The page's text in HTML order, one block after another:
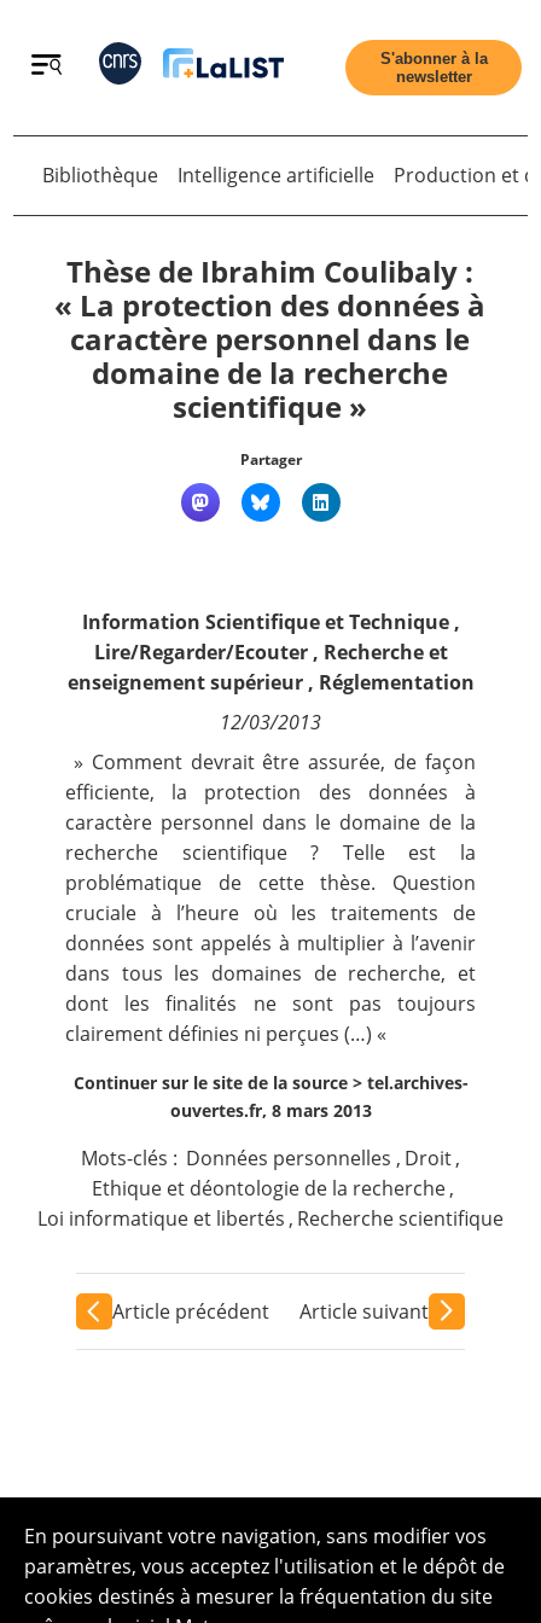
Retour
Accueil
Tous les articles
Qui sommes nous ?
Nous suivre
S'abonner à la
newsletter
Retour
Bibliothèque Intelligence artificielle Production et
Thèse de Ibrahim Coulibaly :
« La protection des données à
caractère personnel dans le
domaine de la recherche
scientifique »
Partager
Information Scientifique et Technique,
Lire/Regarder/Ecouter, Recherche et
enseignement supérieur, Réglementation
12/03/2013
» Comment devrait être assurée, de façon
efficiente, la protection des données à
caractère personnel dans le domaine de la
recherche scientifique ? Telle est la
problématique de cette thèse. Question
cruciale à l’heure où les traitements de
données sont appelés à multiplier à l’avenir
dans tous les domaines de recherche, et
dont les finalités ne sont pas toujours
clairement définies ni perçues (…) «
Continuer sur le site de la source > tel.archives-
ouvertes.fr, 8 mars 2013
Mots-clés : Données personnelles , Droit,
Ethique et déontologie de la recherche ,
Loi informatique et libertés , Recherche scientifique
Article précédent Article suivant
En poursuivant votre navigation, sans modifier vos
paramètres, vous acceptez l'utilisation et le dépôt de
cookies destinés à mesurer la fréquentation du site